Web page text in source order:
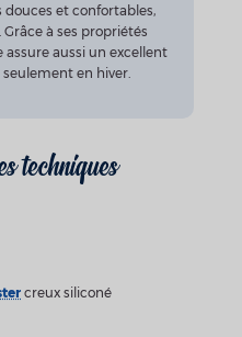
douces et confortables,
à ses propriétés
aussi un excellent
en hiver.
techniques
creux siliconé